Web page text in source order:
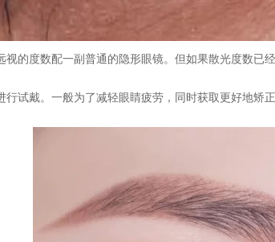
的度数配一副普通的隐形眼镜。但如果散光度数已
试戴。一般为了减轻眼睛疲劳，同时获取更好地